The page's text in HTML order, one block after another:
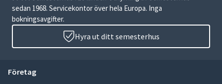
sedan 1968. Servicekontor över hela Europa. Inga
bokningsavgifter.
Hyra ut ditt semesterhus
Företag